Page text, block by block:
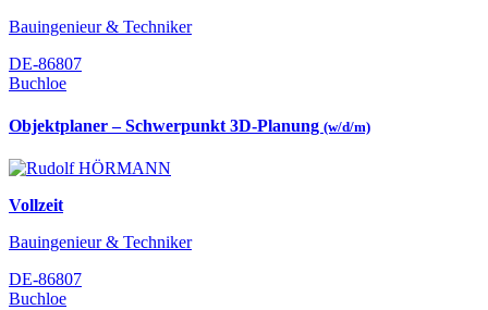
Bauingenieur & Techniker
DE-86807
Buchloe
Objektplaner – Schwerpunkt 3D-Planung (w/d/m)
Vollzeit
Bauingenieur & Techniker
DE-86807
Buchloe